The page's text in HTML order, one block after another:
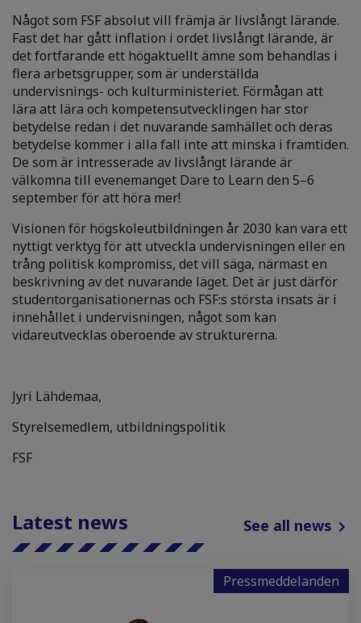
Något som FSF absolut vill främja är livslångt lärande.
Fast det har gått inflation i ordet livslångt lärande, är
det fortfarande ett högaktuellt ämne som behandlas i
flera arbetsgrupper, som är underställda
undervisnings- och kulturministeriet. Förmågan att
lära att lära och kompetensutvecklingen har stor
betydelse redan i det nuvarande samhället och deras
betydelse kommer i alla fall inte att minska i framtiden.
De som är intresserade av livslångt lärande är
välkomna till evenemanget Dare to Learn den 5–6
september för att höra mer!
Visionen för högskoleutbildningen år 2030 kan vara ett
nyttigt verktyg för att utveckla undervisningen eller en
trång politisk kompromiss, det vill säga, närmast en
beskrivning av det nuvarande läget. Det är just därför
studentorganisationernas och FSF:s största insats är i
innehållet i undervisningen, något som kan
vidareutvecklas oberoende av strukturerna.
Jyri Lähdemaa,
Styrelsemedlem, utbildningspolitik
FSF
Latest news See all news
Pressmeddelanden